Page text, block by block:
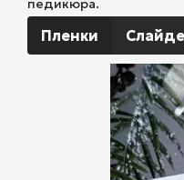
Пленки